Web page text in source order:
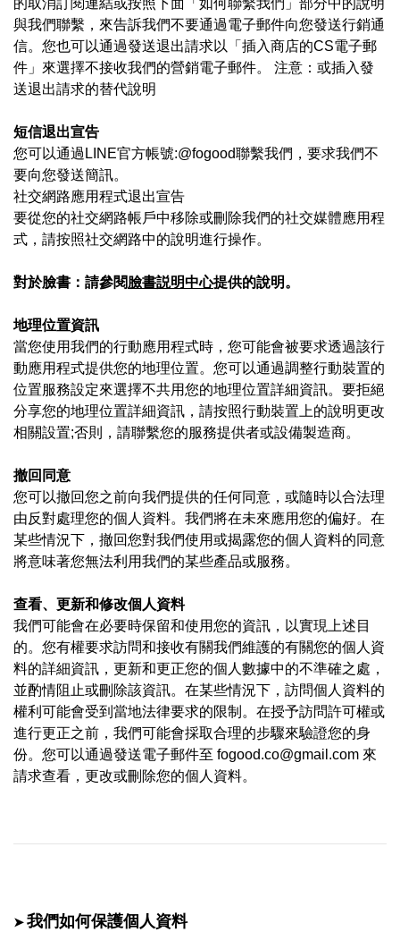
與我們聯繫，來告訴我們不要通過電子郵件向您發送行銷通
信。您也可以通過發送退出請求以「插入商店的CS電子郵
件」 來選擇不接收我們的營銷電子郵件。
注意：或插入發
送退出請求的替代說明
短信退出宣告
您可以通過LINE官方帳號:@fogood聯繫我們，要求我們不
要向您發送簡訊。
社交網路應用程式退出宣告
要從您的社交網路帳戶中移除或刪除我們的社交媒體應用程
式，請按照社交網路中的說明進行操作。
對於臉書：請參閱臉書説明中心提供的說明。
地理位置資訊
當您使用我們的行動應用程式時，您可能會被要求透過該行
動應用程式提供您的地理位置。您可以通過調整行動裝置的
位置服務設定來選擇不共用您的地理位置詳細資訊。要拒絕
分享您的地理位置詳細資訊，請按照行動裝置上的說明更改
相關設置;否則，請聯繫您的服務提供者或設備製造商。
撤回同意
您可以撤回您之前向我們提供的任何同意，或隨時以合法理
由反對處理您的個人資料。我們將在未來應用您的偏好。在
某些情況下，撤回您對我們使用或揭露您的個人資料的同意
將意味著您無法利用我們的某些產品或服務。
查看、更新和修改個人資料
我們可能會在必要時保留和使用您的資訊，以實現上述目
的。您有權要求訪問和接收有關我們維護的有關您的個人資
料的詳細資訊，更新和更正您的個人數據中的不準確之處，
並酌情阻止或刪除該資訊。在某些情況下，訪問個人資料的
權利可能會受到當地法律要求的限制。在授予訪問許可權或
進行更正之前，我們可能會採取合理的步驟來驗證您的身
份。您可以通過發送電子郵件至 fogood.co@gmail.com 來
請求查看，更改或刪除您的個人資料。
➤我們如何保護個人資料